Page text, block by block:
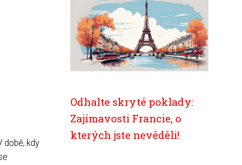
době, kdy
Odhalte skryté poklady:
Zajímavosti Francie, o
kterých jste nevěděli!